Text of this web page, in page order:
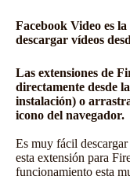
Facebook Video es
descargar vídeos
Las extensiones de
directamente desde
instalación) o
icono del navegador.
Es muy fácil
esta extensión para
funcionamiento esta